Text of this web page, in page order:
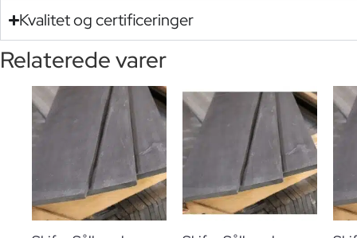
Kvalitet og certificeringer
Relaterede varer